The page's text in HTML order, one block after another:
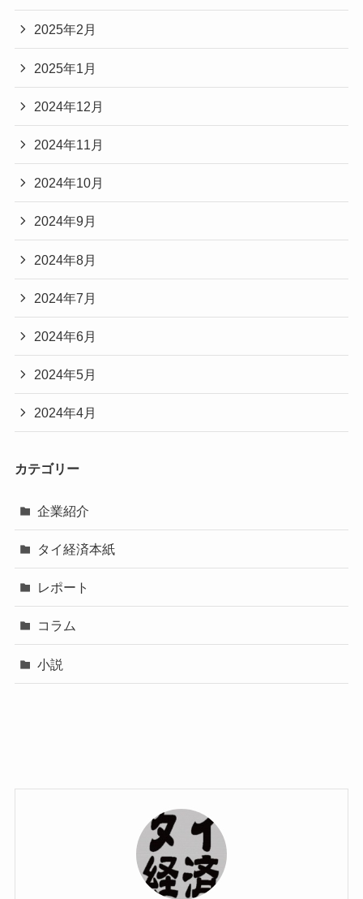
2025年2月
2025年1月
2024年12月
2024年11月
2024年10月
2024年9月
2024年8月
2024年7月
2024年6月
2024年5月
2024年4月
カテゴリー
企業紹介
タイ経済本紙
レポート
コラム
小説